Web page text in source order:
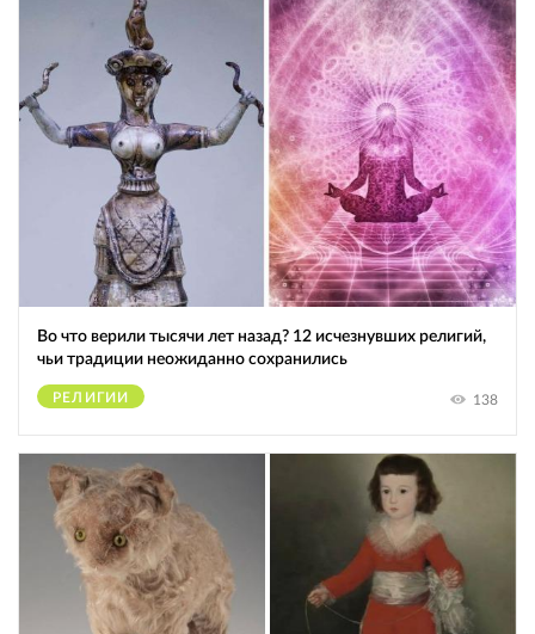
Во что верили тысячи лет назад? 12 исчезнувших религий,
чьи традиции неожиданно сохранились
РЕЛИГИИ 138